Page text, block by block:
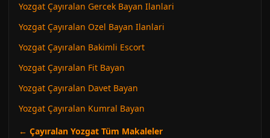
Yozgat Çayıralan Gercek Bayan Ilanlari
Yozgat Çayıralan Ozel Bayan Ilanlari
Yozgat Çayıralan Bakimli Escort
Yozgat Çayıralan Fit Bayan
Yozgat Çayıralan Davet Bayan
Yozgat Çayıralan Kumral Bayan
← Çayıralan Yozgat Tüm Makaleler